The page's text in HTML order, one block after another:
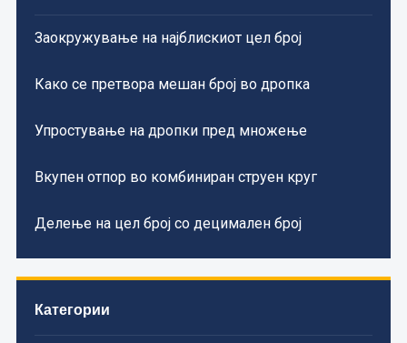
Заокружување на најблискиот цел број
Како се претвора мешан број во дропка
Упростување на дропки пред множење
Вкупен отпор во комбиниран струен круг
Делење на цел број со децимален број
Категории